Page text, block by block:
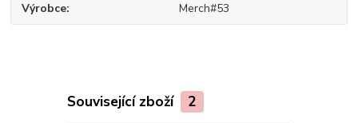
Výrobce Merch#53
Související zboží 2